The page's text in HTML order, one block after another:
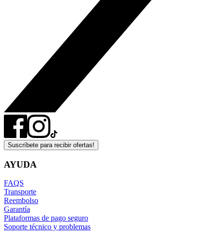
Suscríbete para recibir ofertas!
AYUDA
FAQS
Transporte
Reembolso
Garantía
Plataformas de pago seguro
Soporte técnico y problemas